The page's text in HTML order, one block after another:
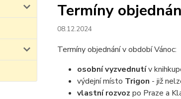
Termíny
08.12.2024
Termíny objednání v období Vánoc:
osobní vyzvednutív
výdejní místo Trigon - již
vlastní rozvoz po Praze a